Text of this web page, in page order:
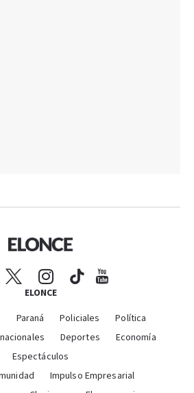
ELONCE
Paraná Policiales
Política
Deportes
Economía
Espectáculos
Impulso Empresarial